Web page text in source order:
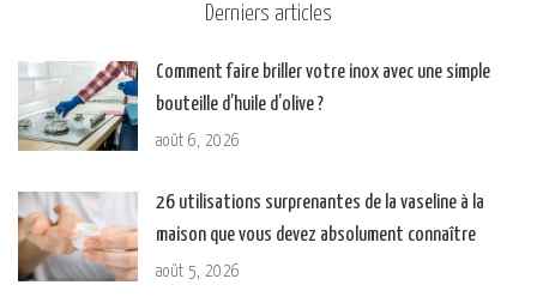
Derniers articles
Comment faire briller votre inox avec une simple
bouteille d’huile d’olive ?
août 6, 2026
26 utilisations surprenantes de la vaseline à la
maison que vous devez absolument connaître
août 5, 2026